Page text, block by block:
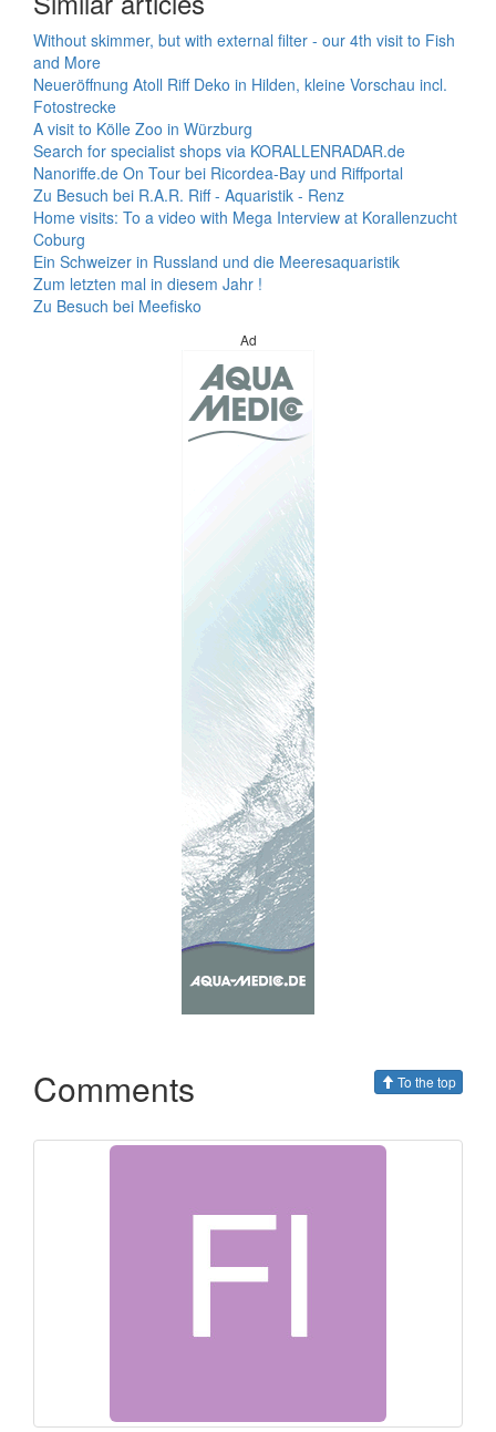
Without skimmer, but with external filter - our 4th visit to Fish
and More
Neueröffnung Atoll Riff Deko in Hilden, kleine Vorschau incl.
Fotostrecke
A visit to Kölle Zoo in Würzburg
Search for specialist shops via KORALLENRADAR.de
Nanoriffe.de On Tour bei Ricordea-Bay und Riffportal
Zu Besuch bei R.A.R. Riff - Aquaristik - Renz
Home visits: To a video with Mega Interview at Korallenzucht
Coburg
Ein Schweizer in Russland und die Meeresaquaristik
Zum letzten mal in diesem Jahr !
Zu Besuch bei Meefisko
Ad
Comments To the top